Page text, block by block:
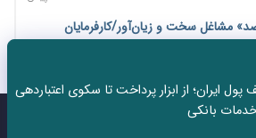
۱ روز پیش
تسویه فرامرزی با رمزارز
۱ روز پیش
دولت چهاردهم از محدودیت به سمت
درباره «۴ درصد» مشاغل سخت و زیان‌آور/کارفرمایان
نکنند
جزئیات لایحه «نظام جدید تأمین اجتماعی»؛ آیا حق‌بیمه ۷ درصد
پول ایران؛ از ابزار پرداخت تا سکوی اعتباردهی
بانکی